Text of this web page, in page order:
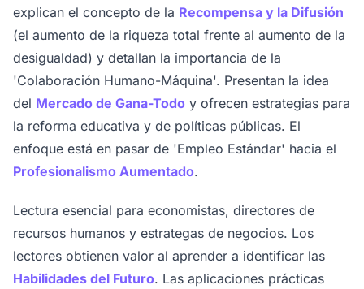
explican el concepto de la Recompensa y la Difusión
(el aumento de la riqueza total frente al aumento de la
desigualdad) y detallan la importancia de la
'Colaboración Humano-Máquina'. Presentan la idea
del Mercado de Gana-Todo y ofrecen estrategias para
la reforma educativa y de políticas públicas. El
enfoque está en pasar de 'Empleo Estándar' hacia el
Profesionalismo Aumentado.
Lectura esencial para economistas, directores de
recursos humanos y estrategas de negocios. Los
lectores obtienen valor al aprender a identificar las
Habilidades del Futuro. Las aplicaciones prácticas